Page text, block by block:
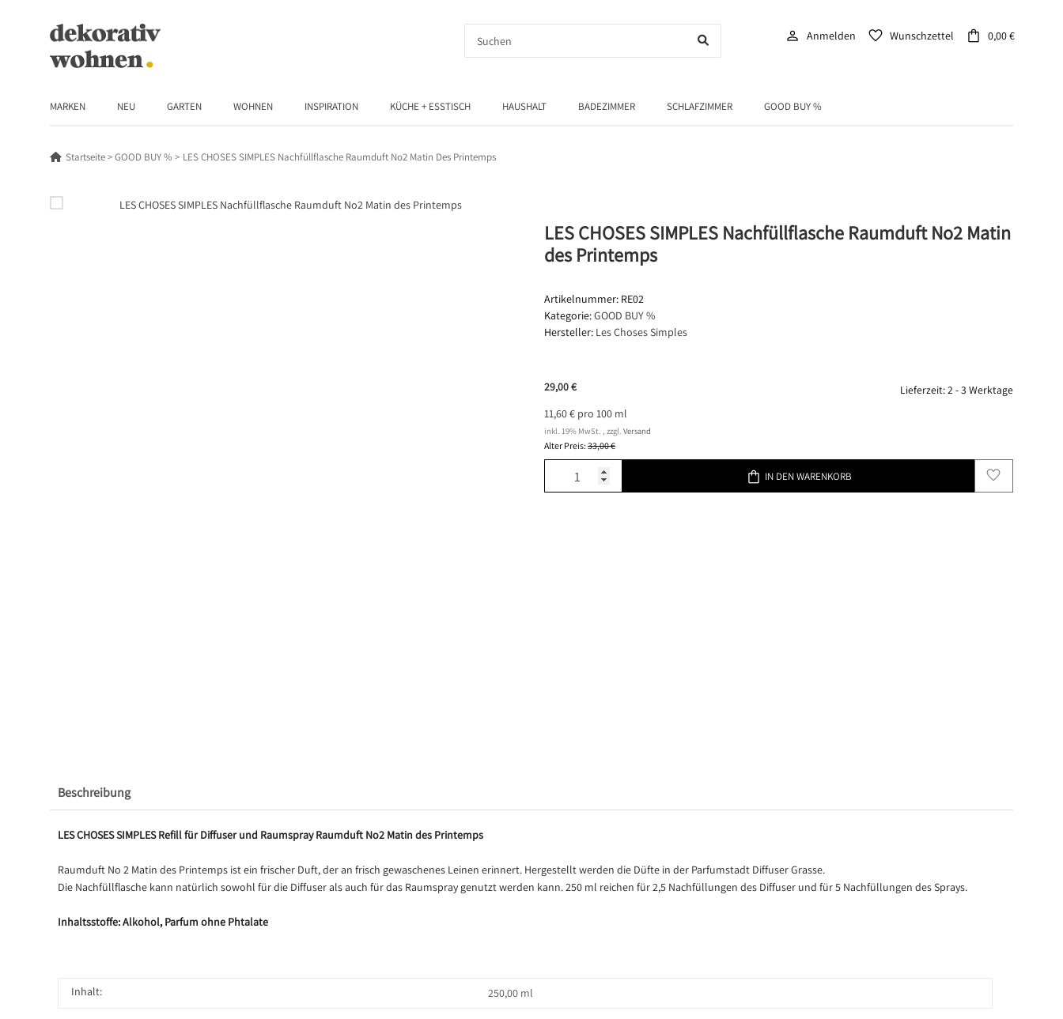
person Anmelden favorite Wunschzettel shopping_bag 0,00 €
MARKEN NEU GARTEN WOHNEN INSPIRATION KÜCHE + ESSTISCH HAUSHALT BADEZIMMER SCHLAFZIMMER GOOD BUY %
Startseite GOOD BUY % LES CHOSES SIMPLES Nachfüllflasche Raumduft No2 Matin Des Printemps
LES CHOSES SIMPLES Nachfüllflasche Raumduft No2 Matin
des Printemps
Artikelnummer: RE02
Kategorie:GOOD BUY %
Hersteller: Les Choses Simples
29,00 €
11,60 € pro 100 ml
inkl. 19% MwSt. , zzgl. Versand
Alter Preis: 33,00 €
Lieferzeit:2 - 3 Werktage
shopping_bag IN DEN WARENKORB favorite
Beschreibung
LES CHOSES SIMPLES Refill für Diffuser und Raumspray Raumduft No2 Matin des Printemps
Raumduft No 2 Matin des Printemps ist ein frischer Duft, der an frisch gewaschenes Leinen erinnert. Hergestellt werden die Düfte in der Parfumstadt Diffuser Grasse.
Die Nachfüllflasche kann natürlich sowohl für die Diffuser als auch für das Raumspray genutzt werden kann. 250 ml reichen für 2,5 Nachfüllungen des Diffuser und für 5 Nachfüllungen des Sprays.
Inhaltsstoffe: Alkohol, Parfum ohne Phtalate
Inhalt: 250,00 ml